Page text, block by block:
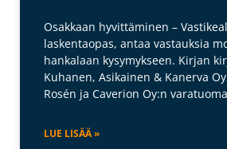
Osakkaan hyvittäminen –
laskentaopas, antaa vastauksia
hankalaan kysymykseen. Kirjan
Kuhanen, Asikainen & Kanerva
Rosén ja Caverion Oy:n
LUE LISÄÄ »